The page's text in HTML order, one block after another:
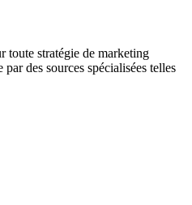
toute stratégie de marketing
des sources spécialisées telles